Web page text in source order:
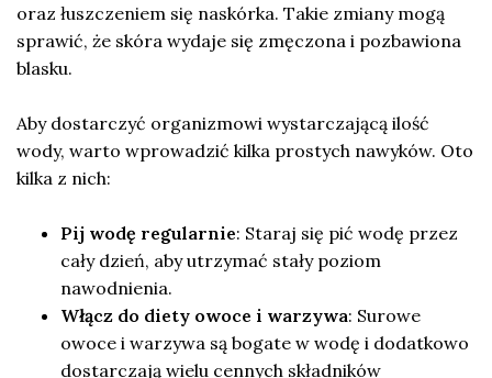
oraz łuszczeniem się naskórka. Takie zmiany mogą
sprawić, że skóra wydaje się zmęczona i pozbawiona
blasku.
Aby dostarczyć organizmowi wystarczającą ilość
wody, warto wprowadzić kilka prostych nawyków. Oto
kilka z nich:
Pij wodę regularnie: Staraj się pić wodę przez
cały dzień, aby utrzymać stały poziom
nawodnienia.
Włącz do diety owoce i warzywa: Surowe
owoce i warzywa są bogate w wodę i dodatkowo
dostarczają wielu cennych składników